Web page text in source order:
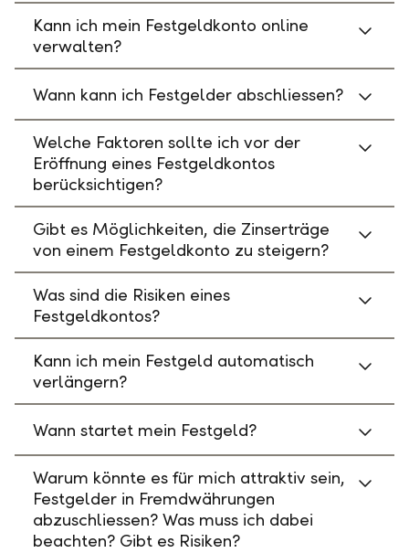
Kann ich mein Festgeldkonto online
verwalten?
Wann kann ich Festgelder abschliessen?
Welche Faktoren sollte ich vor der
Eröffnung eines Festgeldkontos
berücksichtigen?
Gibt es Möglichkeiten, die Zinserträge
von einem Festgeldkonto zu steigern?
Was sind die Risiken eines
Festgeldkontos?
Kann ich mein Festgeld automatisch
verlängern?
Wann startet mein Festgeld?
Warum könnte es für mich attraktiv sein,
Festgelder in Fremdwährungen
abzuschliessen? Was muss ich dabei
beachten? Gibt es Risiken?